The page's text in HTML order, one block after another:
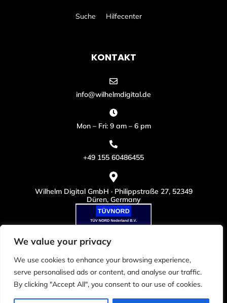
We value your privacy
We use cookies to enhance your browsing experience,
serve personalised ads or content, and analyse our traffic.
By clicking "Accept All", you consent to our use of cookies.
Suche Hilfecenter
KONTAKT
info@wilhelmdigital.de
Mon – Fri: 9 am – 6 pm
+49 155 60486455
Wilhelm Digital GmbH · Philippstraße 27, 52349
Düren, Germany